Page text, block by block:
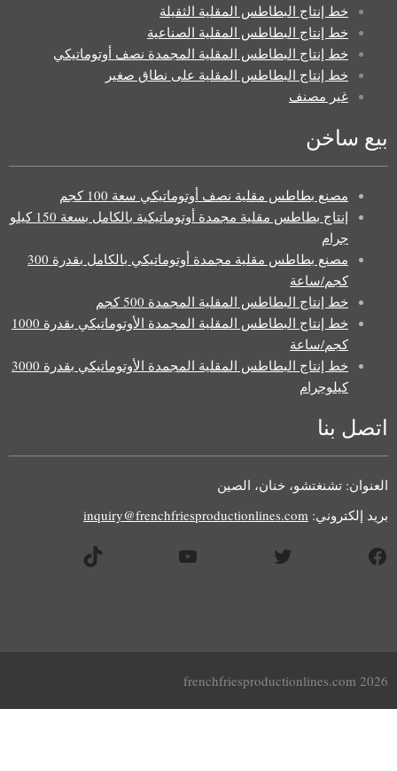
خط إنتاج البطاطس المقلية الثقيلة
خط إنتاج البطاطس المقلية الصناعية
خط إنتاج البطاطس المقلية المجمدة نصف أوتوماتيكي
خط إنتاج البطاطس المقلية على نطاق صغير
غير مصنف
بيع ساخن
مصنع بطاطس مقلية نصف أوتوماتيكي سعة 100 كجم
إنتاج بطاطس مقلية مجمدة أوتوماتيكية بالكامل بسعة 150 كيلو
جرام
مصنع بطاطس مقلية مجمدة أوتوماتيكي بالكامل بقدرة 300
كجم/ساعة
خط إنتاج البطاطس المقلية المجمدة 500 كجم
خط إنتاج البطاطس المقلية المجمدة الأوتوماتيكي بقدرة 1000
كجم/ساعة
خط إنتاج البطاطس المقلية المجمدة الأوتوماتيكي بقدرة 3000
كيلوجرام
اتصل بنا
العنوان: تشنغتشو، خنان، الصين
بريد إلكتروني:inquiry@frenchfriesproductionlines.com
فيسبوك تويتر يوتيوب تيك توك
2026 frenchfriesproductionlines.com
Malay